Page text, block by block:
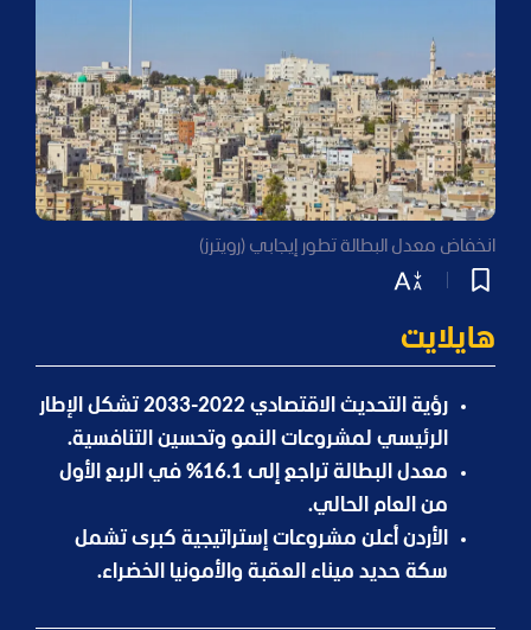
انخفاض معدل البطالة تطور إيجابي (رويترز)
هايلايت
رؤية التحديث الاقتصادي 2022-2033 تشكل الإطار
الرئيسي لمشروعات النمو وتحسين التنافسية.
معدل البطالة تراجع إلى 16.1% في الربع الأول
من العام الحالي.
الأردن أعلن مشروعات إستراتيجية كبرى تشمل
سكة حديد ميناء العقبة والأمونيا الخضراء.